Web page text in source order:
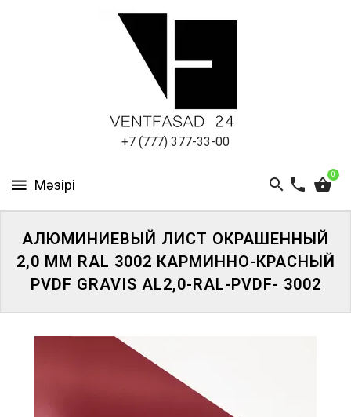
+7 (777) 377-33-00
0
ПАНЕЛИ
АЛЮМИНИЕВЫЙ ЛИСТ ОКРАШЕННЫЙ
2,0 ММ RAL 3002 КАРМИННО-КРАСНЫЙ
PVDF GRAVIS AL2,0-RAL-PVDF- 3002